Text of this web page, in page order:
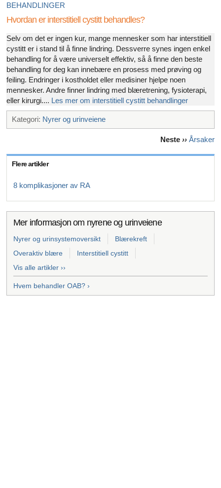
BEHANDLINGER
Hvordan er interstitiell cystitt behandles?
Selv om det er ingen kur, mange mennesker som har interstitiell
cystitt er i stand til å finne lindring. Dessverre synes ingen enkel
behandling for å være universelt effektiv, så å finne den beste
behandling for deg kan innebære en prosess med prøving og
feiling. Endringer i kostholdet eller medisiner hjelpe noen
mennesker. Andre finner lindring med blæretrening, fysioterapi,
eller kirurgi.... Les mer om interstitiell cystitt behandlinger
Kategori: Nyrer og urinveiene
Neste ›› Årsaker
Flere artikler
8 komplikasjoner av RA
Mer informasjon om nyrene og urinveiene
Nyrer og urinsystemoversikt
Blærekreft
Overaktiv blære
Interstitiell cystitt
Vis alle artikler ››
Hvem behandler OAB? ›